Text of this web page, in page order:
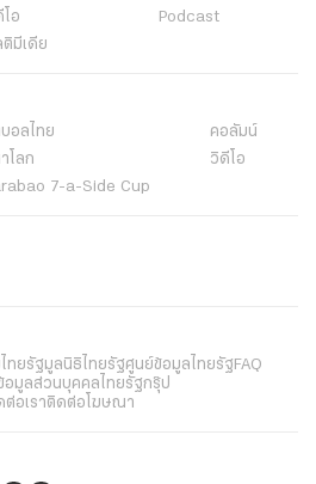
อ
Podcast
ติมีเดีย
อลไทย
คอลัมน์
โลก
วิดีโอ
7-a-Side Cup
ทยรัฐมูลนิธิไทยรัฐศูนย์ข้อมูลไทยรัฐFAQ
อมูลส่วนบุคคลไทยรัฐกรุ๊ป
ต่อเราติดต่อโฆษณา